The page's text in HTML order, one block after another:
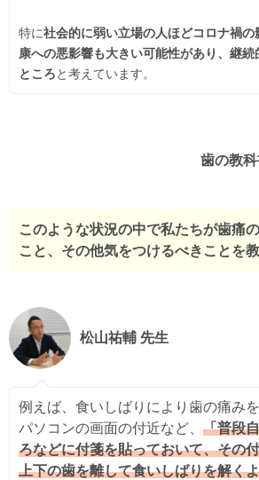
特に社会的に弱い立場の人ほどコロナ禍
康への悪影響も大きい可能性があり、継続
ところと考えています。
歯の教
このような状況の中で私たちが歯痛
こと、その他気をつけるべきことを
松山祐輔 先生
例えば、食いしばりにより歯の痛み
パソコンの画面の付近など、 「普段
ろなどに付箋を貼っておいて、その
上下の歯を離して食いしばりを解く